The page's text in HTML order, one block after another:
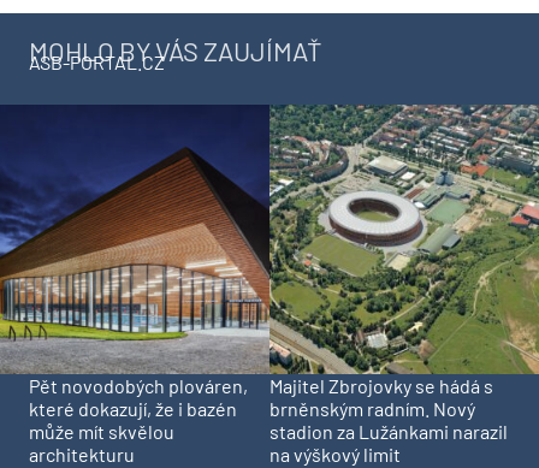
MOHLO BY VÁS ZAUJÍMAŤ
ASB-PORTAL.CZ
Pět novodobých plováren,
které dokazují, že i bazén
může mít skvělou
architekturu
Majitel Zbrojovky se hádá s
brněnským radním. Nový
stadion za Lužánkami narazil
na výškový limit